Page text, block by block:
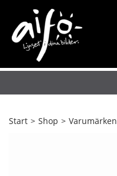
Start > Shop > Varumärken